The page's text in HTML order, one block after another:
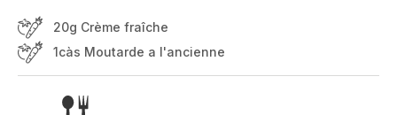
20g Crème fraîche
1càs Moutarde a l'ancienne